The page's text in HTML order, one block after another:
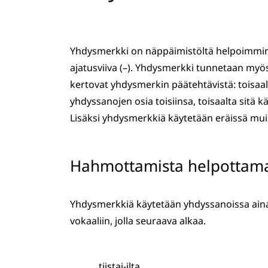
Yhdysmerkki on näppäimistöltä
ajatusviiva (–). Yhdysmerkki tunnetaan
kertovat yhdysmerkin päätehtävistä:
yhdyssanojen osia toisiinsa, toisaalta sitä
Lisäksi yhdysmerkkiä käytetään eräissä
Hahmottamista
Yhdysmerkkiä käytetään yhdyssanoissa
vokaaliin, jolla seuraava alkaa.